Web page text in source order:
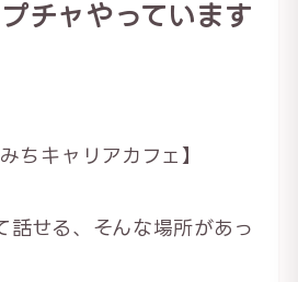
チャやっています
ちキャリアカフェ】
話せる、そんな場所があっ